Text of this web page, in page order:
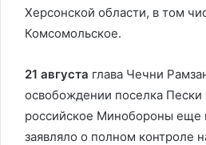
Херсонской области, в том
Комсомольское.
21 августа глава Чечни
освобождении поселка
российское Минобороны еще
заявляло о полном контроле